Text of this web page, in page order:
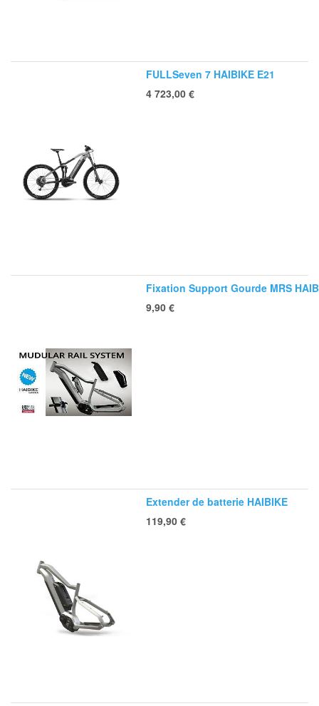
FULLSeven 7 HAIBIKE E21
4 723,00 €
Fixation Support Gourde MRS
9,90 €
Extender de batterie HAIBIKE
119,90 €